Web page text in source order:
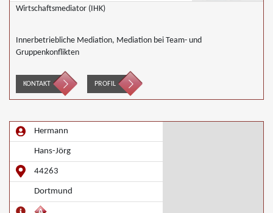
Wirtschaftsmediator (IHK)
Innerbetriebliche Mediation, Mediation bei Team- und
Gruppenkonflikten
KONTAKT PROFIL
Hermann
Hans-Jörg
44263
Dortmund